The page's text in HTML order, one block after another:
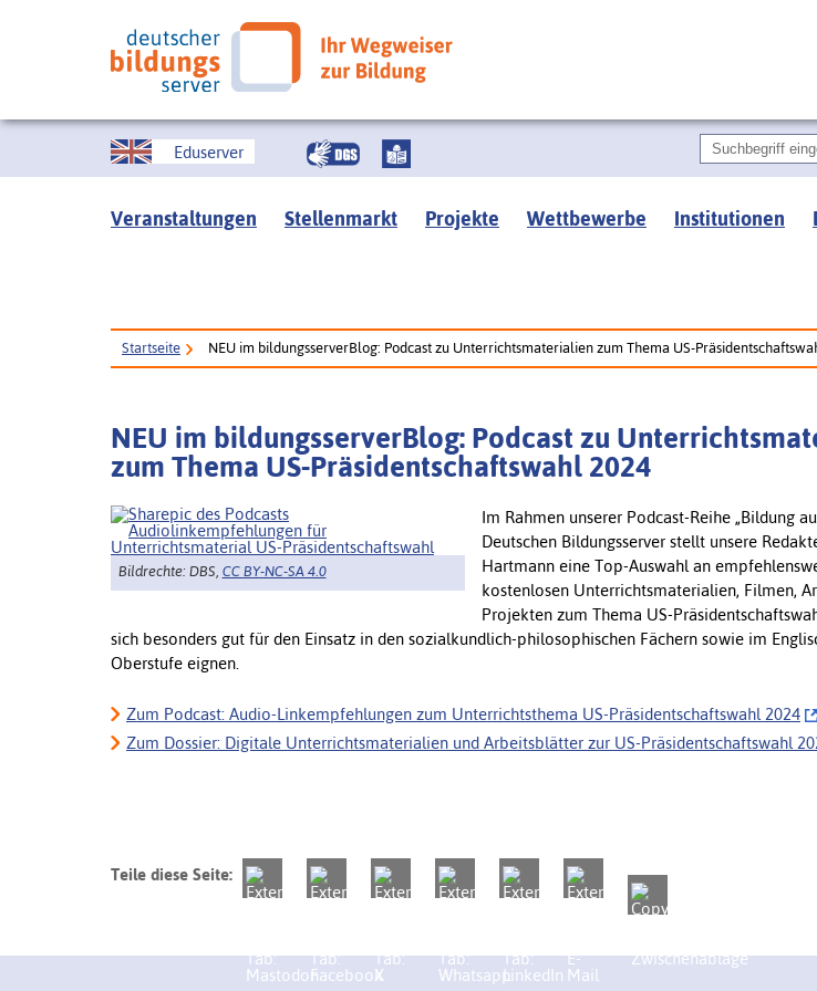
Eduserver
Veranstaltungen Stellenmarkt Projekte Wettbewerbe Institutionen
Startseite NEU im bildungsserverBlog: Podcast zu Unterrichtsmaterialien zum Thema US-
NEU im bildungsserverBlog: Podcast zu
zum Thema US-Präsidentschaftswahl 2024
Bildrechte: DBS, CC BY-NC-SA 4.0
Im Rahmen unserer Podcast-Reihe „Bildung
Deutschen Bildungsserver stellt unsere
Hartmann eine Top-Auswahl an
kostenlosen Unterrichtsmaterialien, Filmen,
Projekten zum Thema US-
sich besonders gut für den Einsatz in den sozialkundlich-philosophischen Fächern sowie im
Oberstufe eignen.
Zum Podcast: Audio-Linkempfehlungen zum Unterrichtsthema US-Präsidentschaftswahl 2024
Zum Dossier: Digitale Unterrichtsmaterialien und Arbeitsblätter zur US-Präsidentschaftswahl
Teile diese Seite: